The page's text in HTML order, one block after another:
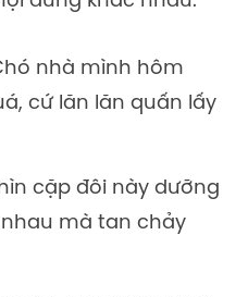
nhà mình hôm
cứ lăn lăn quấn lấy
cặp đôi này dưỡng
mà tan chảy